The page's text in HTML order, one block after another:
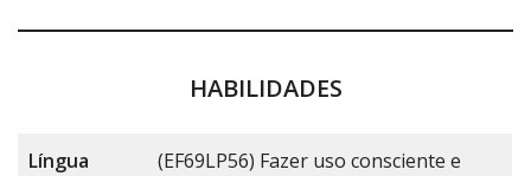
HABILIDADES
Língua
(EF69LP56) Fazer uso consciente e